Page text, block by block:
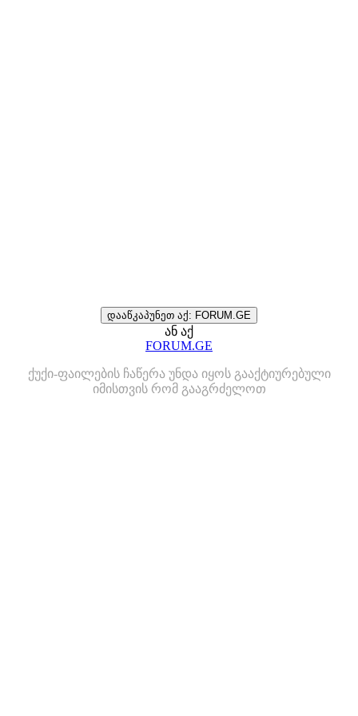
დააწკაპუნეთ აქ: FORUM.GE
ან აქ
FORUM.GE
ქუქი-ფაილების ჩაწერა უნდა იყოს გააქტიურებული
იმისთვის რომ გააგრძელოთ